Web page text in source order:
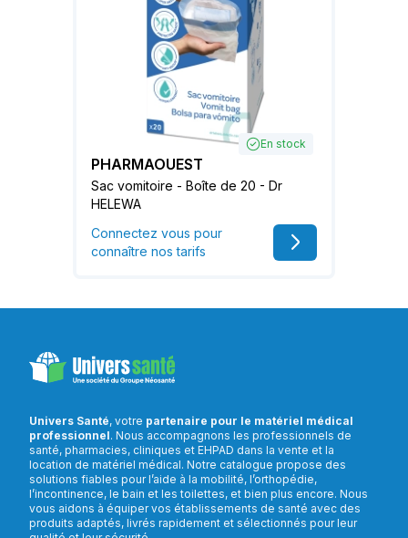
En stock
PHARMAOUEST
Sac vomitoire - Boîte de 20 - Dr
HELEWA
Connectez vous pour
connaître nos tarifs
Univers Santé, votre partenaire pour le matériel médical
professionnel. Nous accompagnons les professionnels de
santé, pharmacies, cliniques et EHPAD dans la vente et la
location de matériel médical. Notre catalogue propose des
solutions fiables pour l’aide à la mobilité, l’orthopédie,
l’incontinence, le bain et les toilettes, et bien plus encore. Nous
vous aidons à équiper vos établissements de santé avec des
produits adaptés, livrés rapidement et sélectionnés pour leur